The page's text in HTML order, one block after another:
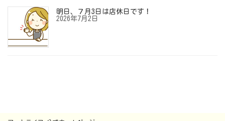
明日、７月3日は店休日です！
2026年7月2日